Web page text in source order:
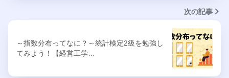
次の記事
～指数分布ってなに？～統計検定2級を勉強し
てみよう！【経営工学…